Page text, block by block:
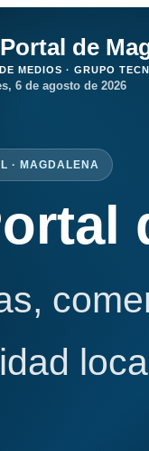
de
MEDIOS · GRUPO
6 de agosto de 2026
· MAGDALENA